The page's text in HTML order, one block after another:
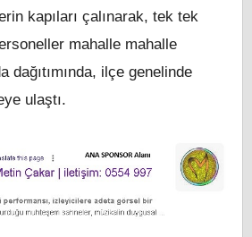
kapıları çalınarak, tek tek
mahalle mahalle
dağıtımında, ilçe genelinde
ulaştı.